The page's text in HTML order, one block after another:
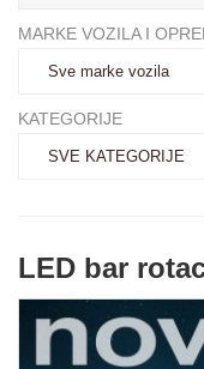
MARKE VOZILA I
KATEGORIJE
LED bar